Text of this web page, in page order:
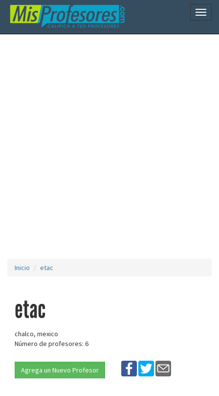
Inicio etac
etac
chalco, mexico
Número de profesores: 6
Agrega un Nuevo Profesor